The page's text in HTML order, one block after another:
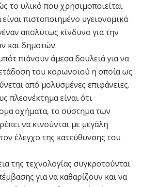
το υλικό που χρησιμοποιείται
πιστοποιημένο υγειονομικά
απολύτως κίνδυνο για την
και δημοτών.
πιάνουν άμεσα δουλειά για να
του κορωνοιού η οποία ως
από μολυσμένες επιφάνειες.
πλεονέκτημα είναι ότι
οχήματα, το σύστημα των
να κινούνται με μεγάλη
έλεγχο της κατεύθυνσης του
της τεχνολογίας συγκροτούνται
για να καθαρίζουν και να